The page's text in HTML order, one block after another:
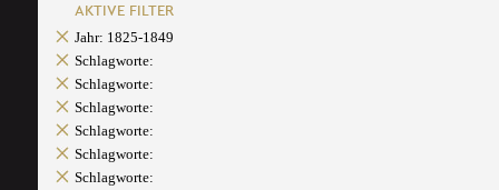
AKTIVE FILTER
Jahr: 1825-1849
Schlagworte:
Schlagworte:
Schlagworte:
Schlagworte:
Schlagworte:
Schlagworte: